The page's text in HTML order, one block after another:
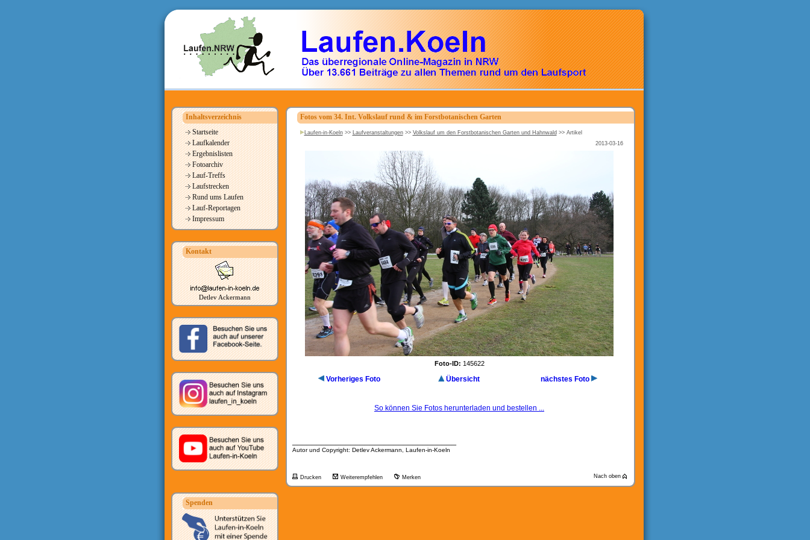
Inhaltsverzeichnis
Startseite
Laufkalender
Ergebnislisten
Fotoarchiv
Lauf-Treffs
Laufstrecken
Rund ums Laufen
Lauf-Reportagen
Impressum
Kontakt
Detlev Ackermann
Spenden
Fotos vom 34. Int. Volkslauf rund & im Forstbotanischen Garten
Laufen-in-Koeln>> Laufveranstaltungen>> Volkslauf um den Forstbotanischen Garten und Hahnwald >> Artikel
2013-03-16
Foto-ID: 145622
Vorheriges Foto Übersicht nächstes Foto
So können Sie Fotos herunterladen und bestellen ...
Autor und Copyright: Detlev Ackermann, Laufen-in-Koeln
Drucken Weiterempfehlen Merken Nach oben